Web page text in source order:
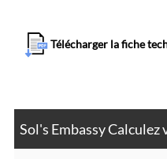
Télécharger la fiche
Sol's Embassy Calculez